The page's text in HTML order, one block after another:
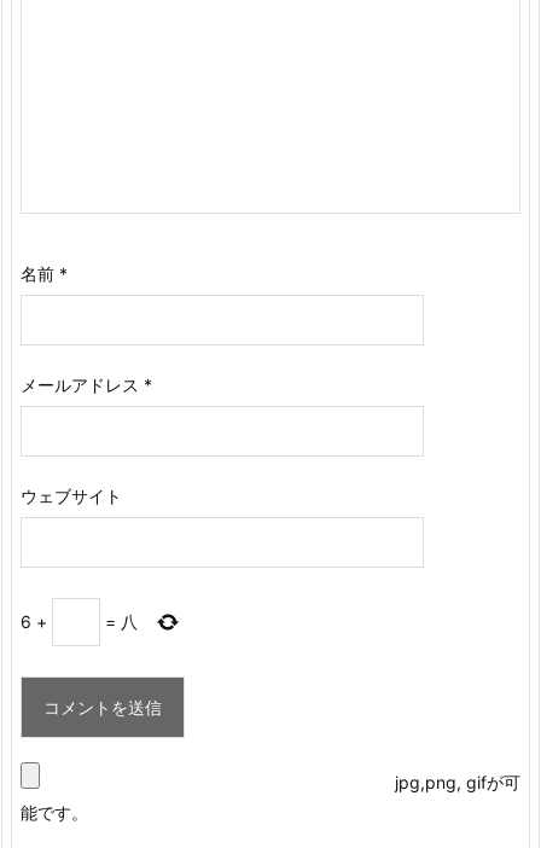
名前 *
メールアドレス *
ウェブサイト
6 + = 八
jpg,png, gifが可
能です。